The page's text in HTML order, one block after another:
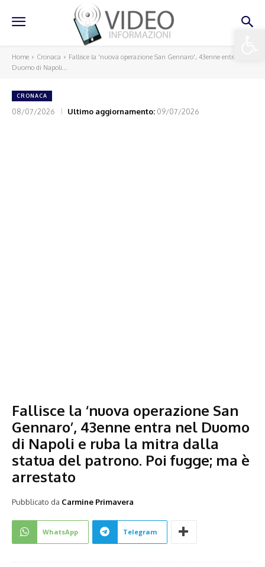
Home Cronaca
Fallisce la 'nuova operazione San Gennaro', 43enne entra nel
Duomo di Napoli...
CRONACA
08/07/2026 Ultimo aggiornamento: 09/07/2026
Fallisce la ‘nuova operazione San
Gennaro’, 43enne entra nel Duomo
di Napoli e ruba la mitra dalla
statua del patrono. Poi fugge; ma è
arrestato
Pubblicato da Carmine Primavera
WhatsApp Telegram